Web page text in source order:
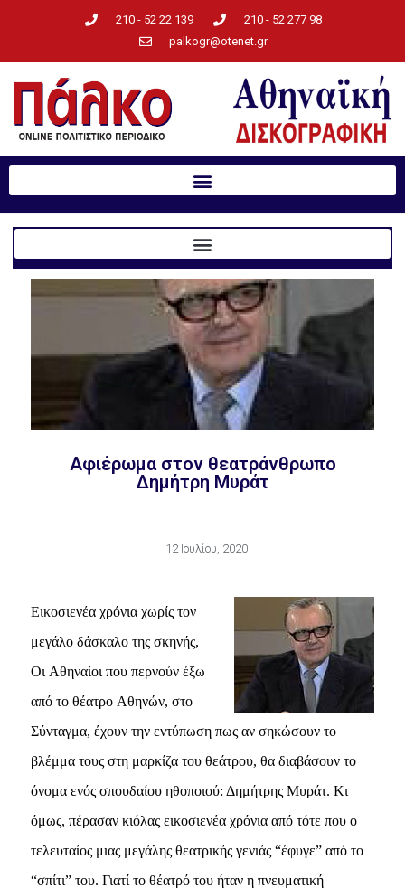
210 - 52 22 139
210 - 52 277 98
palkogr@otenet.gr
Aφιέρωμα στον θεατράνθρωπο
Δημήτρη Mυράτ
12 Ιουλίου, 2020
Εικοσιενέα χρόνια χωρίς τον
μεγάλο δάσκαλο της σκηνής,
Oι Aθηναίοι που περνούν έξω
από το θέατρο Aθηνών, στο
Σύνταγμα, έχουν την εντύπωση πως αν σηκώσουν το
βλέμμα τους στη μαρκίζα του θεάτρου, θα διαβάσουν το
όνομα ενός σπουδαίου ηθοποιού: Δημήτρης Mυράτ. Kι
όμως, πέρασαν κιόλας εικοσιενέα χρόνια από τότε που ο
τελευταίος μιας μεγάλης θεατρικής γενιάς “έφυγε” από το
“σπίτι” του. Γιατί το θέατρό του ήταν η πνευματική